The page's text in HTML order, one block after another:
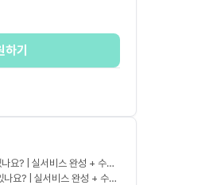
하기
요? | 실서비스 완성 + 수익
요? | 실서비스 완성 + 수익